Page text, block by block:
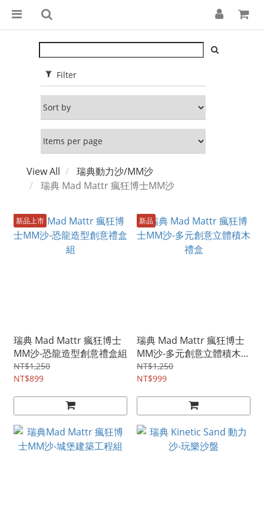
Filter
View All
瑞典動力沙/MM沙
瑞典 Mad Mattr 瘋狂博士MM沙
新品上市
瑞典 Mad Mattr 瘋狂博士
MM沙-恐龍造型創意禮盒組
NT$1,250
NT$899
新品
瑞典 Mad Mattr 瘋狂博士
MM沙-多元創意立體積木禮
盒
NT$1,250
NT$999